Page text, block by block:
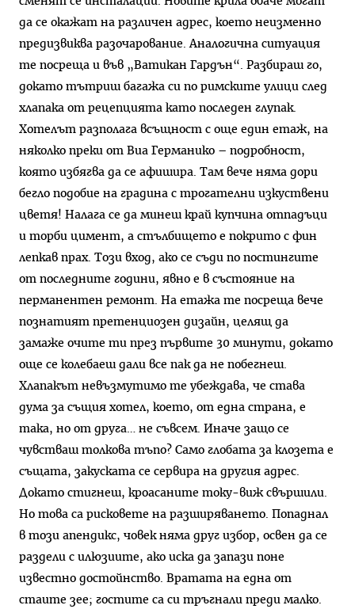
да се окажат на различен адрес, което неизменно
предизвиква разочарование. Аналогична ситуация
те посреща и във „Ватикан Гардън“. Разбираш го,
докато тътриш багажа си по римските улици след
хлапака от рецепцията като последен глупак.
Хотелът разполага всъщност с още един етаж, на
няколко преки от Виа Германико – подробност,
която избягва да се афишира. Там вече няма дори
бегло подобие на градина с трогателни изкуствени
цветя! Налага се да минеш край купчина отпадъци
и торби цимент, а стълбището е покрито с фин
лепкав прах. Този вход, ако се съди по постингите
от последните години, явно е в състояние на
перманентен ремонт. На етажа те посреща вече
познатият претенциозен дизайн, целящ да
замаже очите ти през първите 30 минути, докато
още се колебаеш дали все пак да не побегнеш.
Хлапакът невъзмутимо те убеждава, че става
дума за същия хотел, което, от една страна, е
така, но от друга… не съвсем. Иначе защо се
чувстваш толкова тъпо? Само глобата за клозета е
същата, закуската се сервира на другия адрес.
Докато стигнеш, кроасаните току-виж свършили.
Но това са рисковете на разширяването. Попаднал
в този апендикс, човек няма друг избор, освен да се
раздели с илюзиите, ако иска да запази поне
известно достойнство. Вратата на една от
стаите зее; гостите са си тръгнали преди малко.